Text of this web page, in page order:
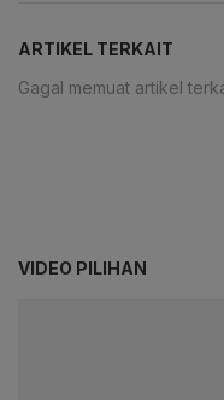
ARTIKEL TERKAIT
Gagal memuat artikel
VIDEO PILIHAN